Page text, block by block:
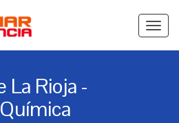
Ver
La Rioja -